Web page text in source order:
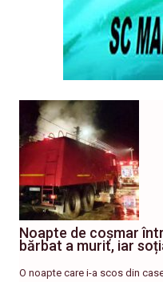
Noapte de coșmar
bărbat a murit, iar
O noapte care i-a scos din